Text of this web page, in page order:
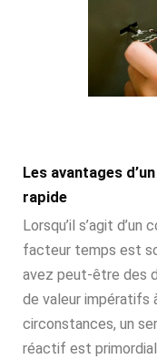
Les avantages
rapide
Lorsqu’il s’agit
facteur temps est
avez peut-être des
de valeur impératifs
circonstances, un
réactif est